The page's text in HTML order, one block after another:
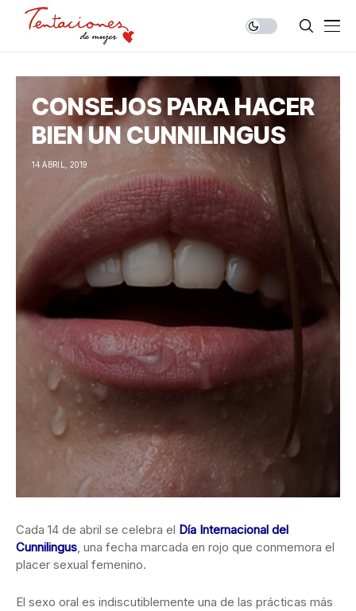
CONSEJOS PARA HACER
BIEN UN CUNNILINGUS
14 ABRIL, 2019
Cada 14 de abril se celebra el Día Internacional del
Cunnilingus, una fecha marcada en rojo que conmemora el
placer sexual femenino.
El sexo oral es indiscutiblemente una de las prácticas más